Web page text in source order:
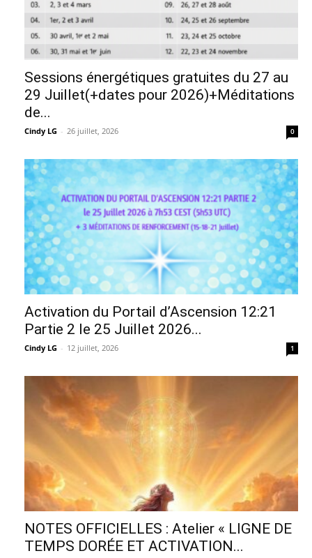
Sessions énergétiques gratuites du 27 au
29 Juillet(+dates pour 2026)+Méditations
de...
Cindy LG - 26 juillet, 2026 0
Activation du Portail d’Ascension 12:21
Partie 2 le 25 Juillet 2026...
Cindy LG - 12 juillet, 2026 1
NOTES OFFICIELLES : Atelier « LIGNE DE
TEMPS DORÉE ET ACTIVATION...